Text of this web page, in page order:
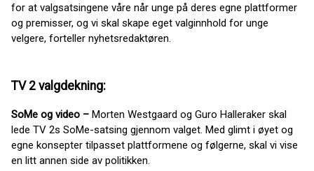
for at valgsatsingene våre når unge på deres egne plattformer
og premisser, og vi skal skape eget valginnhold for unge
velgere, forteller nyhetsredaktøren.
TV 2 valgdekning:
SoMe og video – Morten Westgaard og Guro Halleraker skal
lede TV 2s SoMe-satsing gjennom valget. Med glimt i øyet og
egne konsepter tilpasset plattformene og følgerne, skal vi vise
en litt annen side av politikken.